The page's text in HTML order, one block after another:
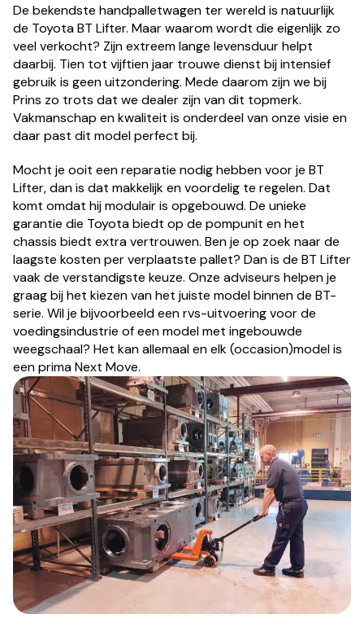
De bekendste handpalletwagen ter wereld is natuurlijk
de Toyota BT Lifter. Maar waarom wordt die eigenlijk zo
veel verkocht? Zijn extreem lange levensduur helpt
daarbij. Tien tot vijftien jaar trouwe dienst bij intensief
gebruik is geen uitzondering. Mede daarom zijn we bij
Prins zo trots dat we dealer zijn van dit topmerk.
Vakmanschap en kwaliteit is onderdeel van onze visie en
daar past dit model perfect bij.
Mocht je ooit een reparatie nodig hebben voor je BT
Lifter, dan is dat makkelijk en voordelig te regelen. Dat
komt omdat hij modulair is opgebouwd. De unieke
garantie die Toyota biedt op de pompunit en het
chassis biedt extra vertrouwen. Ben je op zoek naar de
laagste kosten per verplaatste pallet? Dan is de BT Lifter
vaak de verstandigste keuze. Onze adviseurs helpen je
graag bij het kiezen van het juiste model binnen de BT-
serie. Wil je bijvoorbeeld een rvs-uitvoering voor de
voedingsindustrie of een model met ingebouwde
weegschaal? Het kan allemaal en elk (occasion)model is
een prima Next Move.